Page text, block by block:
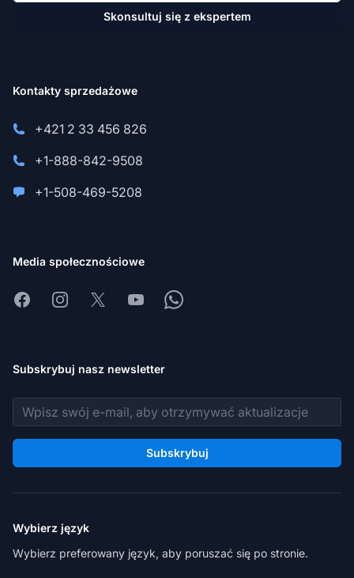
Skonsultuj się z ekspertem
Kontakty sprzedażowe
+421 2 33 456 826
+1-888-842-9508
+1-508-469-5208
Media społecznościowe
FacebookInstagram
X YoutubeWhatsapp
Subskrybuj nasz newsletter
Adres e-mail
Subskrybuj
Wybierz język
Wybierz preferowany język, aby poruszać się po stronie.